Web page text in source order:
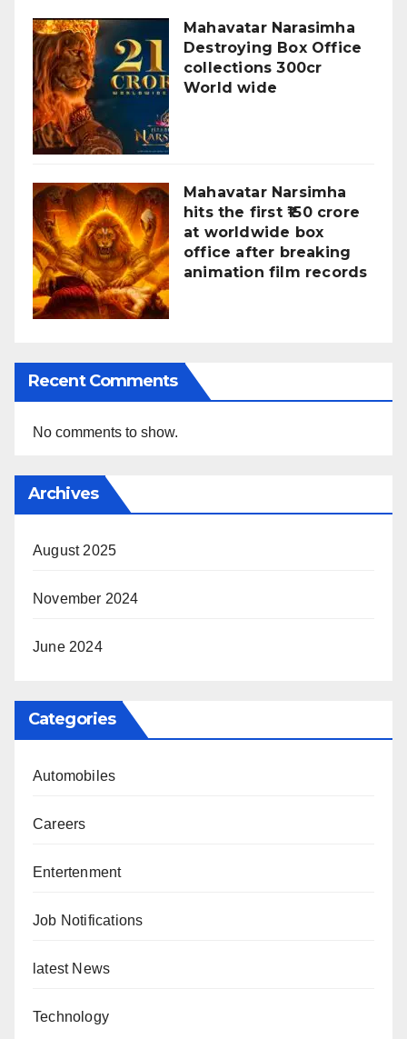
Mahavatar Narasimha
Destroying Box Office
collections 300cr
World wide
Mahavatar Narsimha
hits the first ₹150 crore
at worldwide box
office after breaking
animation film records
Recent Comments
No comments to show.
Archives
August 2025
November 2024
June 2024
Categories
Automobiles
Careers
Entertenment
Job Notifications
latest News
Technology